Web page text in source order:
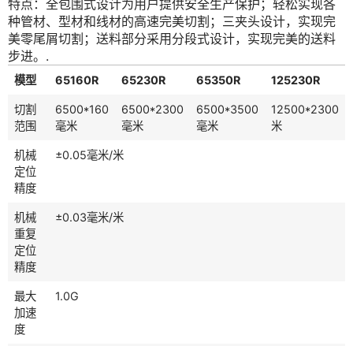
特点：全包围式设计为用户提供安全生产保护；轻松实现各
种管材、型材和线材的高速完美切割；三夹头设计，实现完
美零尾屑切割；送料部分采用分段式设计，实现完美的送料
步进。.
模型 65160R 65230R 65350R 125230R
切割
范围
6500*160
毫米
6500*2300
毫米
6500*3500
毫米
12500*2300
米
机械
定位
精度
±0.05毫米/米
机械
重复
定位
精度
±0.03毫米/米
最大
加速
度
1.0G